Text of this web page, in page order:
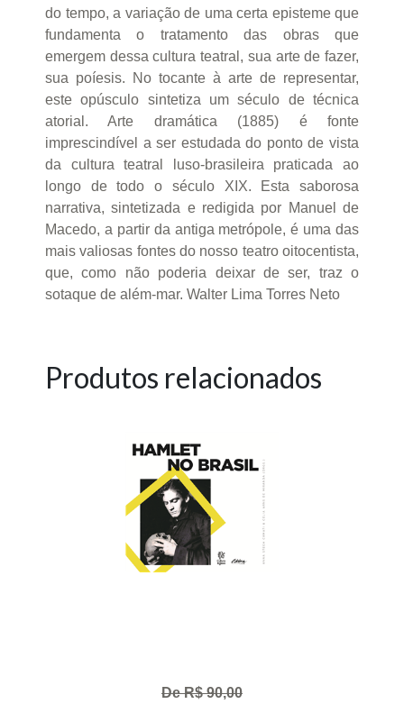
do tempo, a variação de uma certa episteme que
fundamenta o tratamento das obras que
emergem dessa cultura teatral, sua arte de fazer,
sua poíesis. No tocante à arte de representar,
este opúsculo sintetiza um século de técnica
atorial. Arte dramática (1885) é fonte
imprescindível a ser estudada do ponto de vista
da cultura teatral luso-brasileira praticada ao
longo de todo o século XIX. Esta saborosa
narrativa, sintetizada e redigida por Manuel de
Macedo, a partir da antiga metrópole, é uma das
mais valiosas fontes do nosso teatro oitocentista,
que, como não poderia deixar de ser, traz o
sotaque de além-mar. Walter Lima Torres Neto
Produtos relacionados
De R$ 90,00